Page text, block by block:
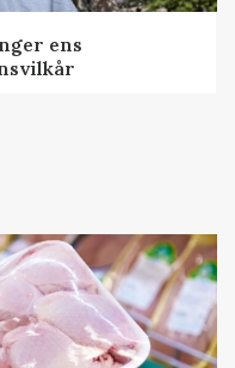
ens